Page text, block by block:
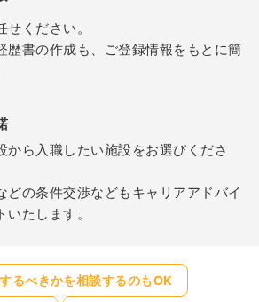
ください。
歴書の作成も、ご登録情報をもとに簡
から入職したい施設をお選びくださ
どの条件交渉などもキャリアアドバイ
たします。
るべきかを相談するのもOK